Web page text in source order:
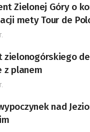
Zielonej Góry o
mety Tour de
zielonogórskiego
z planem
nad